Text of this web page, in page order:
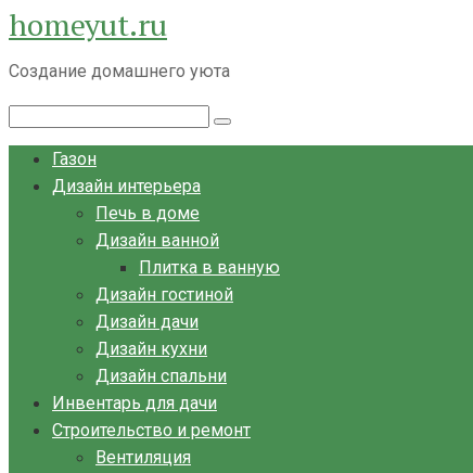
Перейти
к
контенту
homeyut.ru
Создание домашнего уюта
Газон
Дизайн интерьера
Печь в доме
Дизайн ванной
Плитка в ванную
Дизайн гостиной
Дизайн дачи
Дизайн кухни
Дизайн спальни
Инвентарь для дачи
Строительство и ремонт
Вентиляция